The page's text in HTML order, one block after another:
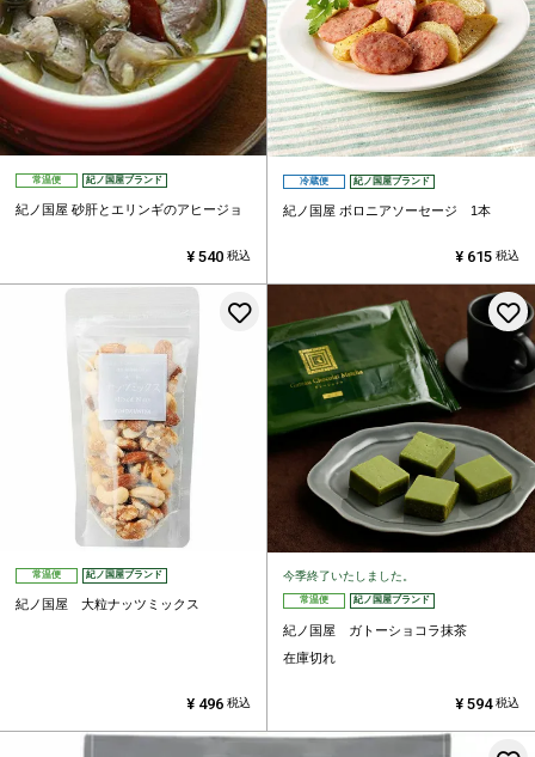
常温便 紀ノ国屋ブランド
紀ノ国屋 砂肝とエリンギのアヒージョ
¥ 540 税込
冷蔵便 紀ノ国屋ブランド
紀ノ国屋 ボロニアソーセージ 1本
¥ 615 税込
常温便 紀ノ国屋ブランド
紀ノ国屋 大粒ナッツミックス
お気に入りに登録する
¥ 496 税込
今季終了いたしました。
常温便 紀ノ国屋ブランド
紀ノ国屋 ガトーショコラ抹茶
在庫切れ
¥ 594 税込